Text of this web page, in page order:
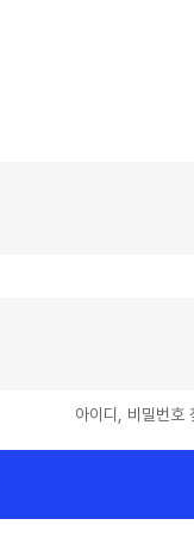
아이디, 비밀번호